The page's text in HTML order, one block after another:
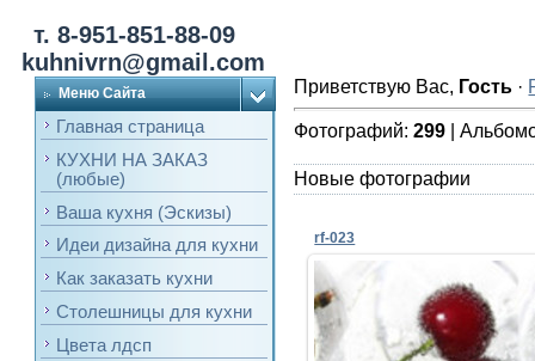
т. 8-951-851-88-09
kuhnivrn@gmail.com
Меню Сайта
Главная страница
КУХНИ НА ЗАКАЗ
(любые)
Ваша кухня (Эскизы)
Идеи дизайна для кухни
Как заказать кухни
Столешницы для кухни
Цвета лдсп
Приветствую Вас, Гость ·
Фотографий:299 |
Новые фотографии
rf-023
09.03.2017
Кухонный фартук